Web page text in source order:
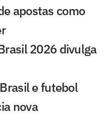
apostas como
2026 divulga
e futebol
nova